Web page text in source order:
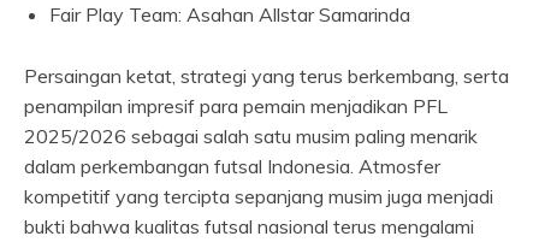
Fair Play Team: Asahan Allstar Samarinda
Persaingan ketat, strategi yang terus berkembang, serta
penampilan impresif para pemain menjadikan PFL
2025/2026 sebagai salah satu musim paling menarik
dalam perkembangan futsal Indonesia. Atmosfer
kompetitif yang tercipta sepanjang musim juga menjadi
bukti bahwa kualitas futsal nasional terus mengalami